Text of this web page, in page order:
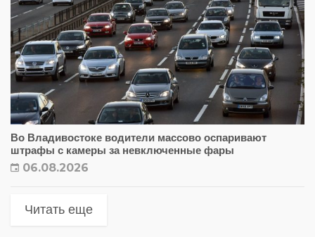
Во Владивостоке водители массово оспаривают
штрафы с камеры за невключенные фары
06.08.2026
Читать еще